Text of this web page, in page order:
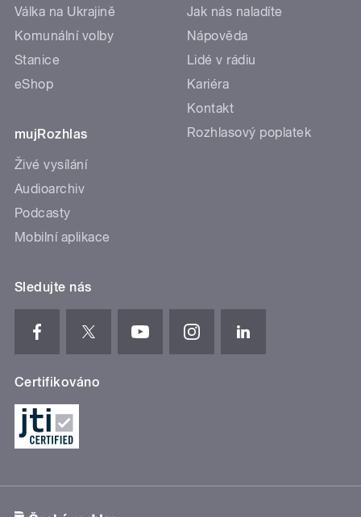
Válka na Ukrajině
Komunální volby
Stanice
eShop
mujRozhlas
Živé vysílání
Audioarchiv
Podcasty
Mobilní aplikace
Jak nás naladíte
Nápověda
Lidé v rádiu
Kariéra
Kontakt
Rozhlasový poplatek
Sledujte nás
Certifikováno